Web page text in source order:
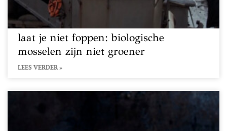
laat je niet foppen: biologische
mosselen zijn niet groener
LEES VERDER »